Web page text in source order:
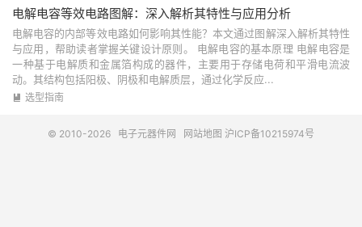
电解电容等效电路图解：深入解析其特性与应用分析
电解电容的内部等效电路如何影响其性能？本文通过图解深入解析其特性
与应用，帮助读者掌握关键设计原则。 电解电容的基本原理 电解电容是
一种基于电解质和金属箔构成的器件，主要用于存储电荷和平滑电流波
动。其结构包括阳极、阴极和电解质层，通过化学反应...
 选型指南
© 2010-2026 电子元器件网 网站地图 沪ICP备10215974号